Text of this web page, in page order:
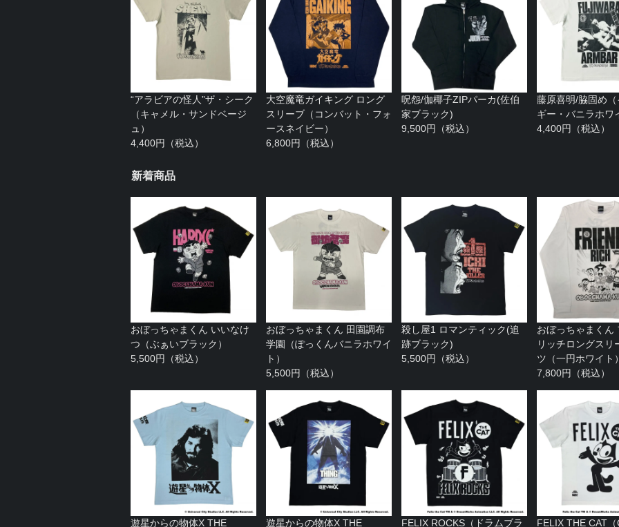
“アラビアの怪人”ザ・シーク
（キャメル・サンドベージ
ュ）
4,400円（税込）
大空魔竜ガイキング ロング
スリーブ（コンバット・フォ
ースネイビー）
6,800円（税込）
呪怨/伽椰子ZIPパーカ(佐伯
家ブラック)
9,500円（税込）
藤原喜明/脇固め
ギー・バニラホワ
4,400円（税込）
新着商品
おぼっちゃまくん いいなけ
つ（ぶぁいブラック）
5,500円（税込）
おぼっちゃまくん 田園調布
学園（ぽっくんバニラホワイ
ト）
5,500円（税込）
殺し屋1 ロマンティック(追
跡ブラック)
5,500円（税込）
おぼっちゃまくん
リッチロングスリ
ツ（一円ホワイト
7,800円（税込）
遊星からの物体X THE 遊星からの物体X THE FELIX ROCKS（ドラムブラ FELIX THE CAT